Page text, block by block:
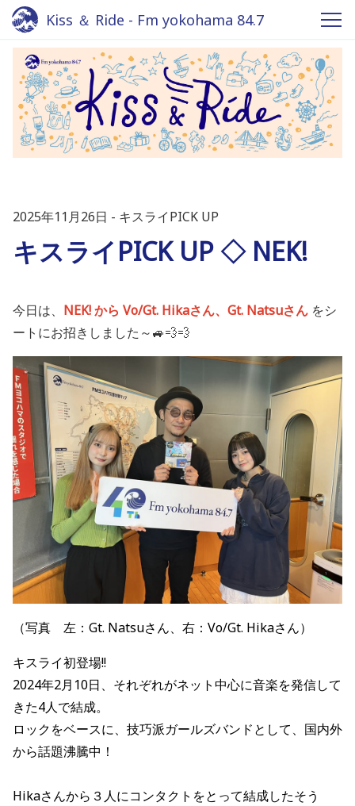
Kiss ＆ Ride - Fm yokohama 84.7
2025年11月26日 キスライPICK UP
キスライPICK UP ◇ NEK!
今日は、 NEK! から Vo/Gt. Hikaさん、Gt. Natsuさん をシ
ートにお招きしました～🚙💨💨
（写真 左：Gt. Natsuさん、右：Vo/Gt. Hikaさん）
キスライ初登場!!
2024年2月10日、それぞれがネット中心に音楽を発信して
きた4人で結成。
ロックをベースに、技巧派ガールズバンドとして、国内外
から話題沸騰中！
Hikaさんから３人にコンタクトをとって結成したそう